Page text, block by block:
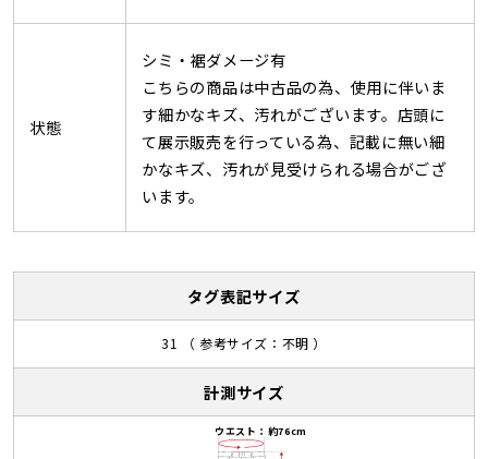
状態
シミ・裾ダメージ有
こちらの商品は中古品の為、使用に伴いま
す細かなキズ、汚れがございます。店頭に
て展示販売を行っている為、記載に無い細
かなキズ、汚れが見受けられる場合がござ
います。
タグ表記サイズ
31 （ 参考サイズ：不明 ）
計測サイズ
ウエスト：約76cm